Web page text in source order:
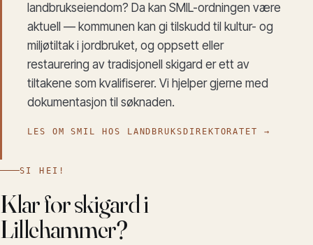
landbrukseiendom? Da kan SMIL-ordningen være
aktuell — kommunen kan gi tilskudd til kultur- og
miljøtiltak i jordbruket, og oppsett eller
restaurering av tradisjonell skigard er ett av
tiltakene som kvalifiserer. Vi hjelper gjerne med
dokumentasjon til søknaden.
LES OM SMIL HOS LANDBRUKSDIREKTORATET →
SI HEI!
Klar for skigard i
Lillehammer?